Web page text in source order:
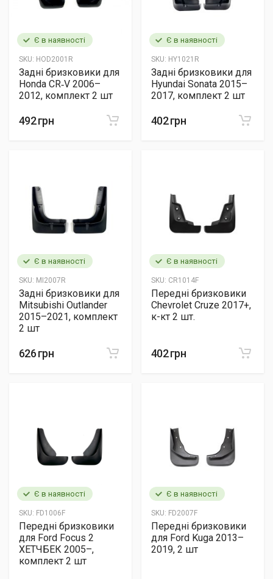
Є в наявності
SKU: HOD2001R
Задні бризковики для
Honda CR‑V 2006–
2012, комплект 2 шт
492 грн
Є в наявності
SKU: HY1021R
Задні бризковики для
Hyundai Sonata 2015–
2017, комплект 2 шт
402 грн
Є в наявності
SKU: MI2007R
Задні бризковики для
Mitsubishi Outlander
2015–2021, комплект
2 шт
626 грн
Є в наявності
SKU: CR1014F
Передні бризковики
Chevrolet Cruze 2017+,
к-кт 2 шт.
402 грн
Є в наявності
SKU: FD1006F
Передні бризковики
для Ford Focus 2
ХЕТЧБЕК 2005–,
комплект 2 шт
Є в наявності
SKU: FD2007F
Передні бризковики
для Ford Kuga 2013–
2019, 2 шт